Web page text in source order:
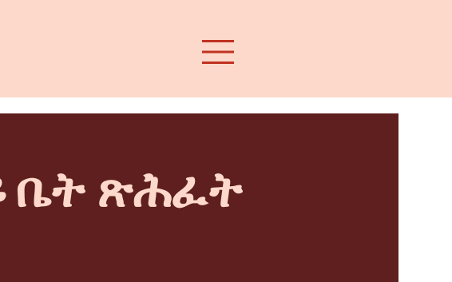
ቤት ጽሕፈት